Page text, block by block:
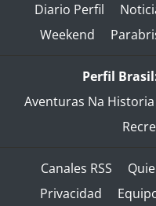
Diario Perfil
Weekend
Perfil
Aventuras Na Historia
Canales RSS
Privacidad